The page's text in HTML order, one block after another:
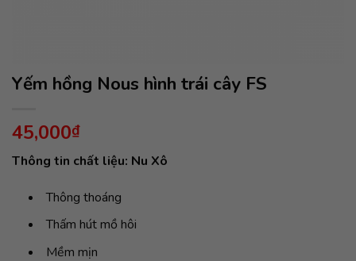
Yếm hồng Nous hình trái cây FS
45,000₫
Thông tin chất liệu: Nu Xô
Thông thoáng
Thấm hút mồ hôi
Mềm mịn